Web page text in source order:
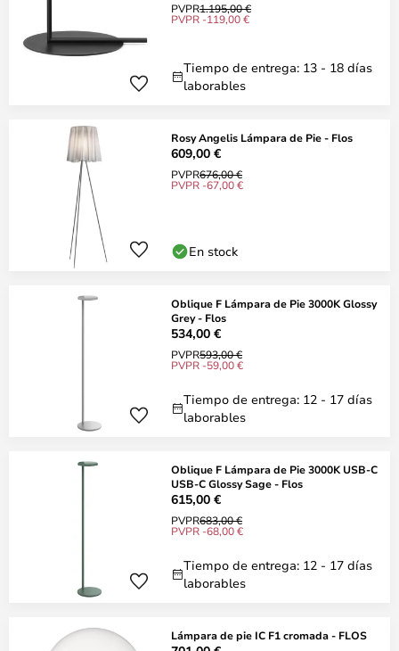
PVPR1.195,00 €
PVPR -119,00 €
Tiempo de entrega: 13 - 18 días
laborables
Rosy Angelis Lámpara de Pie - Flos
609,00 €
PVPR676,00 €
PVPR -67,00 €
En stock
Oblique F Lámpara de Pie 3000K Glossy
Grey - Flos
534,00 €
PVPR593,00 €
PVPR -59,00 €
Tiempo de entrega: 12 - 17 días
laborables
Oblique F Lámpara de Pie 3000K USB-C
USB-C Glossy Sage - Flos
615,00 €
PVPR683,00 €
PVPR -68,00 €
Tiempo de entrega: 12 - 17 días
laborables
Lámpara de pie IC F1 cromada - FLOS